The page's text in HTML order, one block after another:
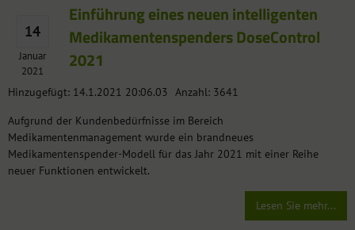
14
Januar
2021
Einführung eines neuen intelligenten
Medikamentenspenders DoseControl
2021
Hinzugefügt: 14.1.2021 20:06.03 Anzahl: 3641
Aufgrund der Kundenbedürfnisse im Bereich
Medikamentenmanagement wurde ein brandneues
Medikamentenspender-Modell für das Jahr 2021 mit einer Reihe
neuer Funktionen entwickelt.
Lesen Sie mehr...